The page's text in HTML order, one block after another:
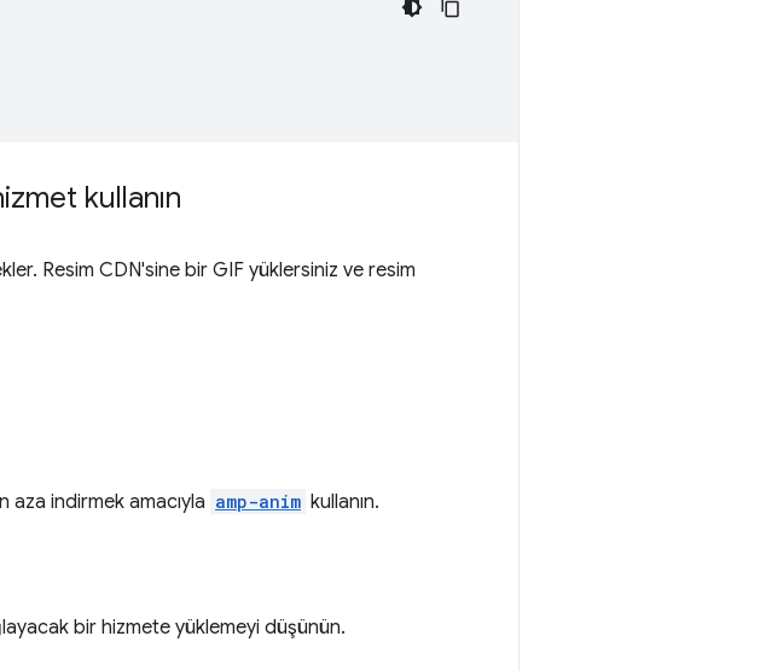
kullanın
Resim CDN'sine bir GIF yüklersiniz ve resim
aza indirmek amacıyla amp-anim kullanın.
bir hizmete yüklemeyi düşünün.